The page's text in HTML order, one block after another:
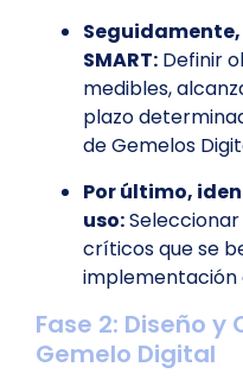
SMART: Definir
medibles,
plazo
de Gemelos
Por último,
uso:
críticos que se
implementación
Fase 2: Diseño
Gemelo Digital